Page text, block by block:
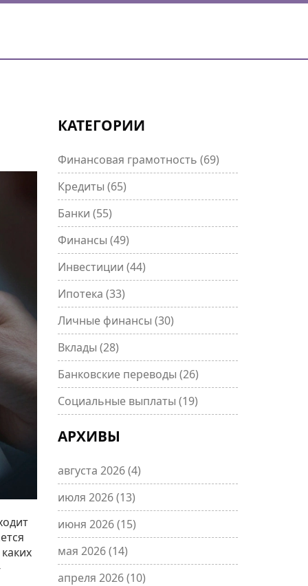
КАТЕГОРИИ
Финансовая грамотность (69)
Кредиты (65)
Банки (55)
Финансы (49)
Инвестиции (44)
Ипотека (33)
Личные финансы (30)
Вклады (28)
Банковские переводы (26)
Социальные выплаты (19)
АРХИВЫ
августа 2026(4)
июля 2026(13)
июня 2026(15)
мая 2026(14)
апреля 2026(10)